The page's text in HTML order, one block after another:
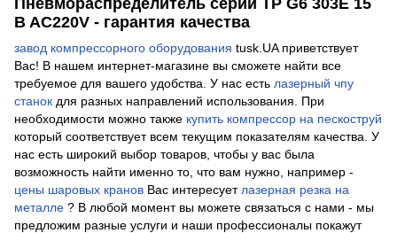
B AC220V - гарантия качества
завод компрессорного оборудования tusk.UA приветствует
Вас! В нашем интернет-магазине вы сможете найти все
требуемое для вашего удобства. У нас есть лазерный чпу
станок для разных направлений использования. При
необходимости можно также купить компрессор на пескоструй
который соответствует всем текущим показателям качества. У
нас есть широкий выбор товаров, чтобы у вас была
возможность найти именно то, что вам нужно, например -
цены шаровых кранов Вас интересует лазерная резка на
металле ? В любой момент вы можете связаться с нами - мы
предложим разные услуги и наши профессионалы покажут